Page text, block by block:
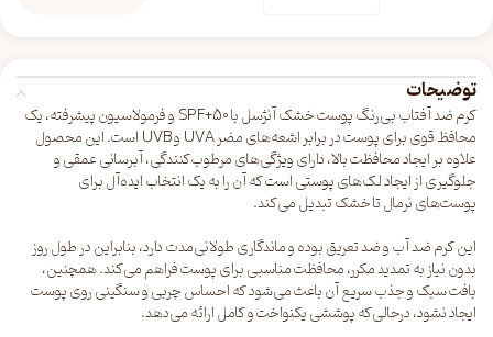
توضیحات
کرم ضد آفتاب بی‌رنگ پوست خشک آنژسل با SPF+50 و فرمولاسیون پیشرفته، یک
محافظ قوی برای پوست در برابر اشعه‌های مضر UVA و UVB است. این محصول
علاوه بر ایجاد محافظت بالا، دارای ویژگی‌های مرطوب‌کنندگی، آبرسانی عمقی و
جلوگیری از ایجاد لک‌های پوستی است که آن را به یک انتخاب ایده‌آل برای
پوست‌های نرمال تا خشک تبدیل می‌کند.
این کرم ضد آب و ضد تعریق بوده و ماندگاری طولانی‌مدت دارد، بنابراین در طول روز
بدون نیاز به تمدید مکرر، محافظت مناسبی برای پوست فراهم می‌کند. همچنین،
بافت سبک و جذب سریع آن باعث می‌شود که احساس چربی و سنگینی روی پوست
ایجاد نشود، درحالی‌که پوششی یکنواخت و کامل ارائه می‌دهد.